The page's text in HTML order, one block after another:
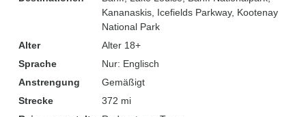
Kananaskis , Icefields Parkway, Kootenay
National Park
Alter
Alter 18+
Sprache
Nur: Englisch
Anstrengung
Gemäßigt
Strecke
372 mi